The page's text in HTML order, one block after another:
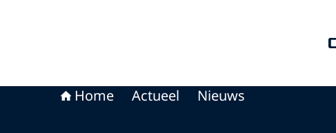
Home Actueel Nieuws